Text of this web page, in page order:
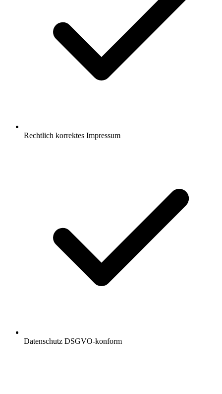
Rechtlich korrektes Impressum
Datenschutz DSGVO-konform